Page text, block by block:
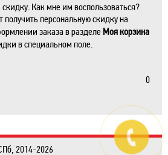
Как мне им воспользоваться?
получить персональную скидку на
заказа в разделе Моя корзина
в специальном поле.
0
2014-2026